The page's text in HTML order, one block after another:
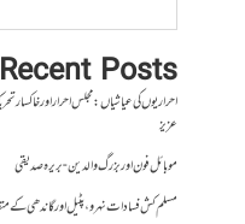
Recent Posts
احراریوں کی عیاشیاں : مجلس احرار اور
عزیز
موبائل فون اور بزرگ والدین- بریرہ صدیقی
مسلم کش فسادات نہرو، پٹیل اور گاندھی کے متضاد